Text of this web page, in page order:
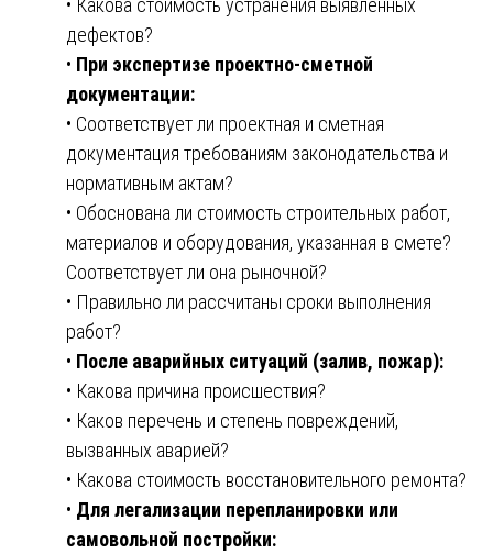
• Какова стоимость устранения выявленных
дефектов?
• При экспертизе проектно-сметной
документации:
• Соответствует ли проектная и сметная
документация требованиям законодательства и
нормативным актам?
• Обоснована ли стоимость строительных работ,
материалов и оборудования, указанная в смете?
Соответствует ли она рыночной?
• Правильно ли рассчитаны сроки выполнения
работ?
• После аварийных ситуаций (залив, пожар):
• Какова причина происшествия?
• Каков перечень и степень повреждений,
вызванных аварией?
• Какова стоимость восстановительного ремонта?
• Для легализации перепланировки или
самовольной постройки: